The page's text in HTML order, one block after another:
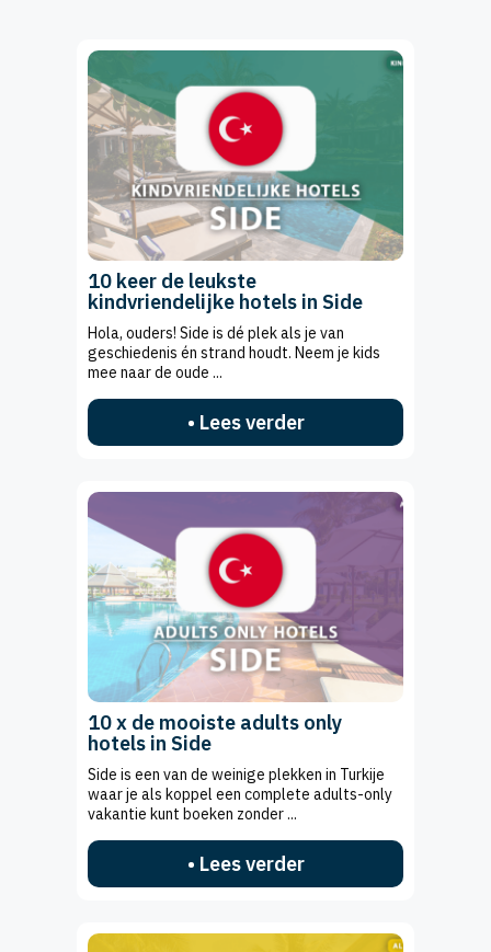
10 keer de leukste
kindvriendelijke hotels in Side
Hola, ouders! Side is dé plek als je van
geschiedenis én strand houdt. Neem je kids
mee naar de oude ...
• Lees verder
10 x de mooiste adults only
hotels in Side
Side is een van de weinige plekken in Turkije
waar je als koppel een complete adults-only
vakantie kunt boeken zonder ...
• Lees verder